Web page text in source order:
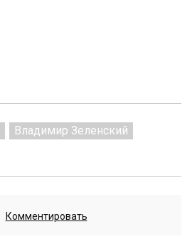
Владимир Зеленский
Комментировать